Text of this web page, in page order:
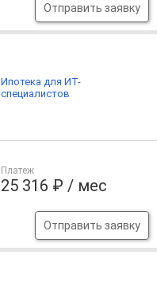
Отправить заявку
Платеж
25 316 ₽ / мес
Отправить заявку
Ипотека для ИТ-
специалистов